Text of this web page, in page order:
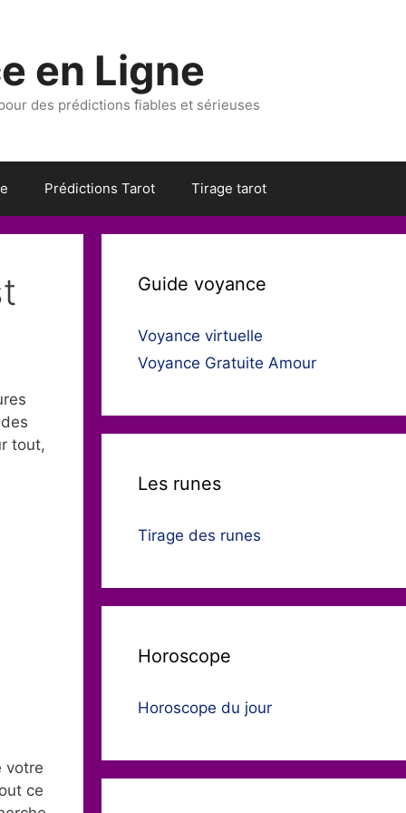
en Ligne
des prédictions fiables et sérieuses
Prédictions Tarot Tirage tarot
tout,
votre
ce
Guide voyance
Voyance virtuelle
Voyance Gratuite Amour
Les runes
Tirage des runes
Horoscope
Horoscope du jour